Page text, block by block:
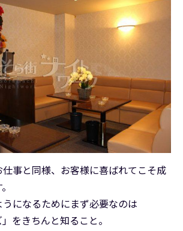
事と同様、お客様に喜ばれてこそ成
になるためにまず必要なのは
をきちんと知ること。